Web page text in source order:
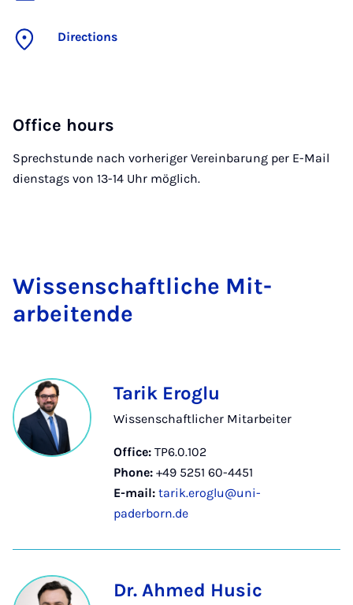
Directions
Office hours
Sprechstunde nach vorheriger Vereinbarung per E-Mail
dienstags von 13-14 Uhr möglich.
Wis­senschaft­liche Mit­
arbeitende
Tarik Eroglu
Wissenschaftlicher Mitarbeiter
Office: TP6.0.102
Phone: +49 5251 60-4451
E-mail: tarik.eroglu@uni-
paderborn.de
Dr. Ahmed Husic